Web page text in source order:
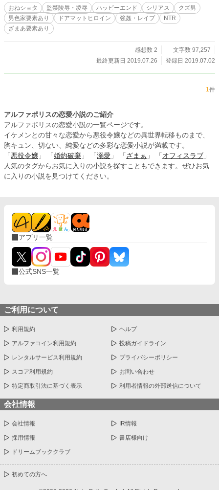
彼らの三角関係の顛末。 ◆◇◆◇◆ おねショタ、ヒーロー以
外との性描写あり（NTR）、監禁陵辱（ドアマットヒロイ
ン）、胸くそ悪い展開、クズ男・男色家登場……つまり人に
よっては地雷要素たっぷり作品です。 タグを確認の上、お読
す。 一章がほぼヒロイン視点、二章がほぼヒーロー視点で
す。 R18シーンは予告なく始まります。 表紙は松丹子様（@
mat_tanko）に作っていただきました(*´ω｀*)
おねショタ 監禁陵辱・凌辱 ハッピーエンド シリアス
クズ男
男色家要素あり
ドアマットヒロイン 強姦・レイプ
NTR
ざまあ要素あり
感想数 2
文字数 97,257
最終更新日 2019.07.26
登録日 2019.07.02
1件
アルファポリスの恋愛小説のご紹介
アルファポリスの恋愛小説の一覧ページです。
イケメンとの甘々な恋愛から悪役令嬢などの異世界転移ものまで、
胸キュン、切ない、純愛などの多彩な恋愛小説が満載です。
「 悪役令嬢 」 「 婚約破棄 」 「 溺愛 」 「 ざまぁ 」 「 オフィスラブ 」
人気のタグからお気に入りの小説を探すこともできます。ぜひお気
に入りの小説を見つけてください。
アプリ一覧
公式SNS一覧
ご利用について
利用規約 ヘルプ
アルファコイン利用規約 投稿ガイドライン
レンタルサービス利用規約 プライバシーポリシー
スコア利用規約 お問い合わせ
特定商取引法に基づく表示 利用者情報の外部送信について
会社情報
会社情報 IR情報
採用情報 書店様向け
ドリームブッククラブ
初めての方へ